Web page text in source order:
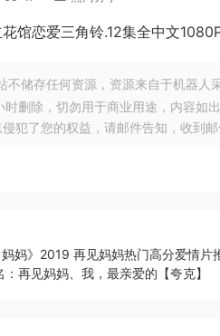
馆恋爱三角铃.12集全中文
不储存任何资源，资源来自于机器人
时删除，切勿用于商业用途，内容如
侵犯了您的权益，请邮件告知，收到
妈妈》2019 再见妈妈热门高分爱情片
：再见妈妈、我，最亲爱的【夸克】